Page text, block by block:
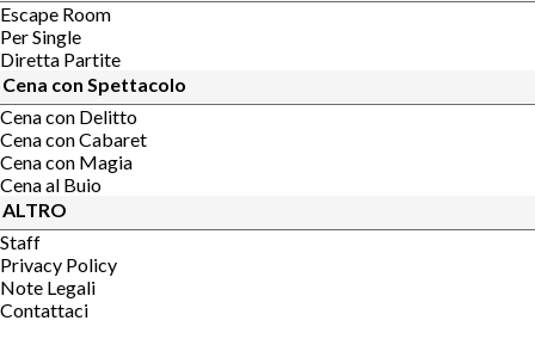
Escape Room
Per Single
Diretta Partite
Cena con Spettacolo
Cena con Delitto
Cena con Cabaret
Cena con Magia
Cena al Buio
ALTRO
Staff
Privacy Policy
Note Legali
Contattaci